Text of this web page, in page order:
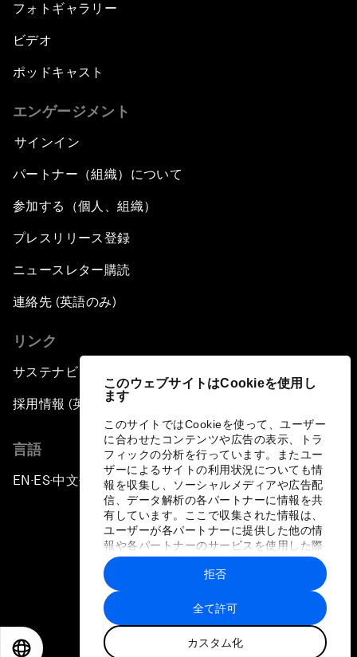
このウェブサイトはCookieを使用し
ます
このサイトではCookieを使って、ユーザー
に合わせたコンテンツや広告の表示、トラ
フィックの分析を行っています。またユー
ザーによるサイトの利用状況についても情
報を収集し、ソーシャルメディアや広告配
信、データ解析の各パートナーに情報を共
有しています。ここで収集された情報は、
ユーザーが各パートナーに提供した他の情
報や各パートナーのサービスを使用した際
に収集された情報と組み合わされ、各パー
トナーによって使用されることがありま
す。
全て許可
カスタム化
拒否
フォトギャラリー
ビデオ
ポッドキャスト
エンゲージメント
サインイン
パートナー（組織）について
参加する（個人、組織）
プレスリリース登録
ニュースレター購読
連絡先 (英語のみ)
リンク
サステナビリティへの取り組み
採用情報 (英語のみ)
言語
EN ▪ ES▪中文▪ 日本語
プライバシーポリシーと利用規約
サイトマップ
©
世界経済フォーラム